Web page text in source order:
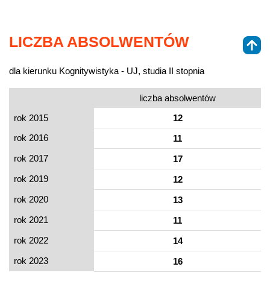
LICZBA ABSOLWENTÓW
dla kierunku Kognitywistyka - UJ, studia II stopnia
liczba absolwentów
rok 2015
12
rok 2016
11
rok 2017
17
rok 2019
12
rok 2020
13
rok 2021
11
rok 2022
14
rok 2023
16